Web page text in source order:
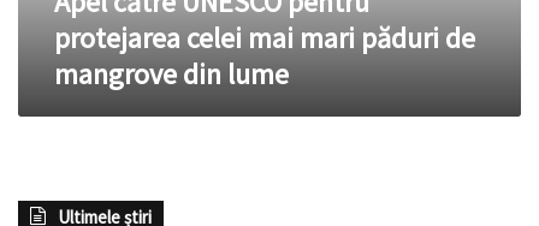
mangrove
lume
protejarea celei mai mari păduri de
mangrove din lume
Ultimele știri